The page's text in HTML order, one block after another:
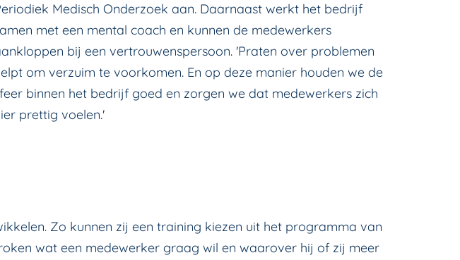
Medisch Onderzoek aan. Daarnaast werkt het bedrijf
met een mental coach en kunnen de medewerkers
bij een vertrouwenspersoon. 'Praten over problemen
om verzuim te voorkomen. En op deze manier houden we de
binnen het bedrijf goed en zorgen we dat medewerkers zich
prettig voelen.'
Zo kunnen zij een training kiezen uit het programma van
wat een medewerker graag wil en waarover hij of zij meer